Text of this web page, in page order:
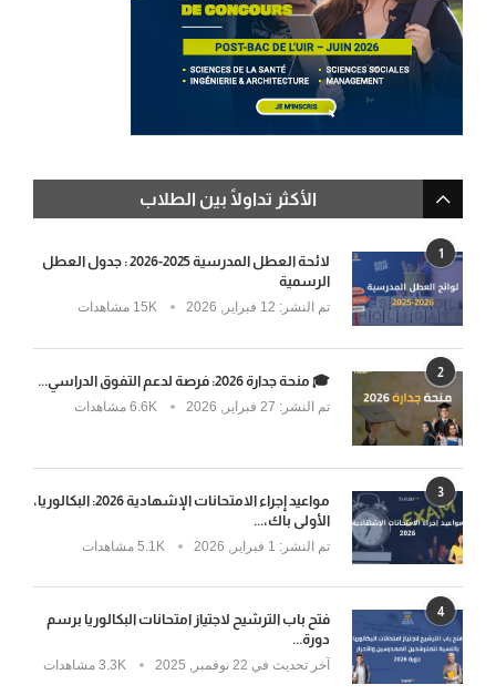
الأكثر تداولًا بين الطلاب
1
لائحة العطل المدرسية 2025-2026 : جدول العطل
الرسمية
تم النشر: 15K مشاهدات
2 🎓 منحة جدارة 2026: فرصة لدعم التفوق الدراسي...
تم النشر: 6.6K مشاهدات
3
مواعيد إجراء الامتحانات الإشهادية 2026: البكالوريا،
الأولى باك،...
تم النشر: 5.1K مشاهدات
4
فتح باب الترشيح لاجتياز امتحانات البكالوريا برسم
دورة...
آخر تحديث في 3.3K مشاهدات